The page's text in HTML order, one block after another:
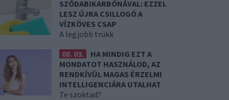
SZÓDABIKARBÓNÁVAL: EZZEL
LESZ ÚJRA CSILLOGÓ A
VÍZKÖVES CSAP
A legjobb trükk
08. 03.
HA MINDIG EZT A
MONDATOT HASZNÁLOD, AZ
RENDKÍVÜL MAGAS ÉRZELMI
INTELLIGENCIÁRA UTALHAT
Te szoktad?